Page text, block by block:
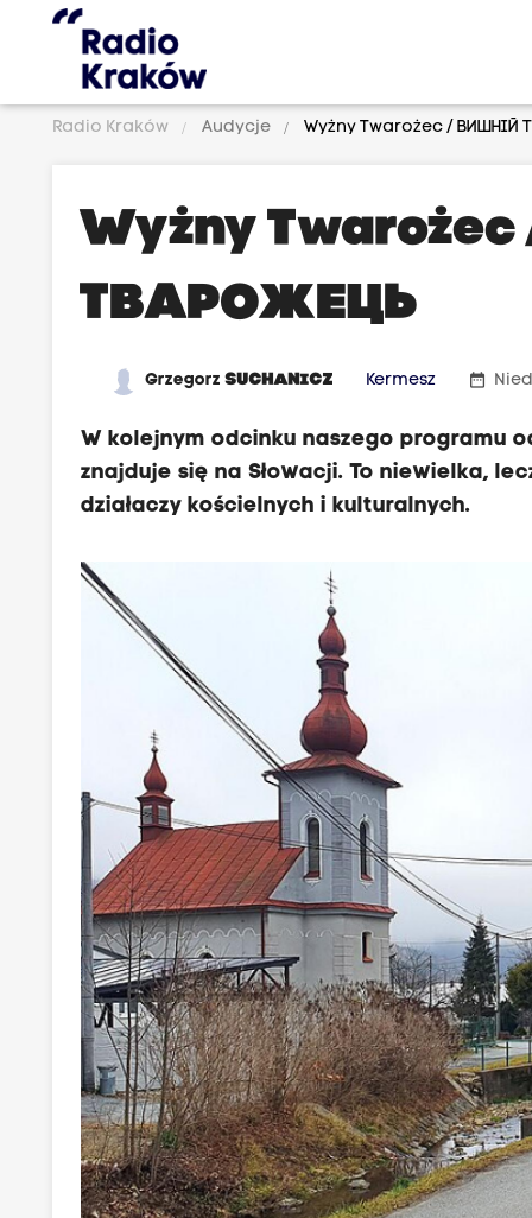
Radio Kraków Audycje Wyżny Twarożec / Вишній
Wyżny
Тварожець
GrzegorzSUCHANICZ Kermesz date_range
W kolejnym odcinku naszego programu
znajduje się na Słowacji. To niewielka,
działaczy kościelnych i kulturalnych.